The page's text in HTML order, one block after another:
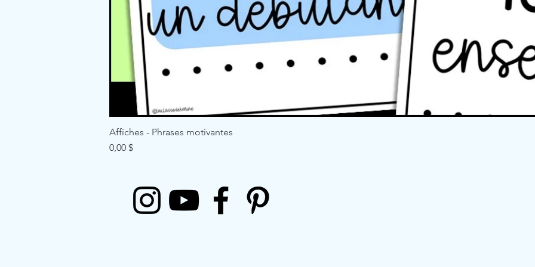
Affiches - Phrases motivantes
Price
0,00 $